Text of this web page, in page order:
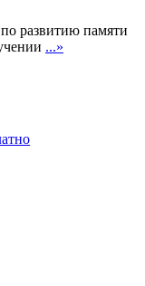
развитию памяти
...»